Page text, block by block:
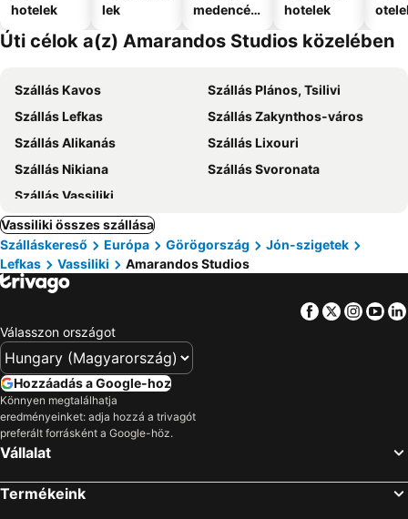
hotelek
lek
medencév
hotelek
Úti célok a(z) Amarandos Studios közelében
Szállás Kavos
Szállás Plános, Tsilivi
Szállás Lefkas
Szállás Zakynthos-város
Szállás Alikanás
Szállás Lixouri
Szállás Nikiana
Szállás Svoronata
Szállás Vassiliki
Vassiliki összes szállása
Szálláskereső
Európa Görögország
Jón-szigetek
Lefkas
Vassiliki Amarandos Studios
Facebook
Twitter
Válasszon országot
Hozzáadás a Google-hoz
Könnyen megtalálhatja
eredményeinket: adja hozzá a trivagót
preferált forrásként a Google-höz.
Vállalat
Termékeink